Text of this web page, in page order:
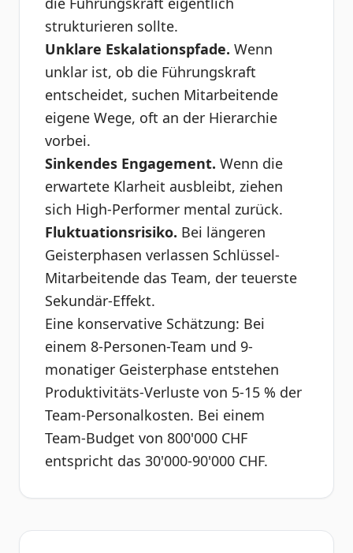
strukturieren sollte.
Unklare Eskalationspfade. Wenn
unklar ist, ob die Führungskraft
entscheidet, suchen Mitarbeitende
eigene Wege, oft an der Hierarchie
vorbei.
Sinkendes Engagement. Wenn die
erwartete Klarheit ausbleibt, ziehen
sich High-Performer mental zurück.
Fluktuationsrisiko. Bei längeren
Geisterphasen verlassen Schlüssel-
Mitarbeitende das Team, der teuerste
Sekundär-Effekt.
Eine konservative Schätzung: Bei
einem 8-Personen-Team und 9-
monatiger Geisterphase entstehen
Produktivitäts-Verluste von 5-15 % der
Team-Personalkosten. Bei einem
Team-Budget von 800'000 CHF
entspricht das 30'000-90'000 CHF.